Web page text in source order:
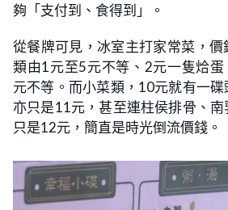
夠「支付到、食得到」。
從餐牌可見，冰室主打家常菜，
類由1元至5元不等、2元一隻烚
元不等。而小菜類，10元就有一
亦只是11元，甚至連柱侯排骨、
只是12元，簡直是時光倒流價錢。